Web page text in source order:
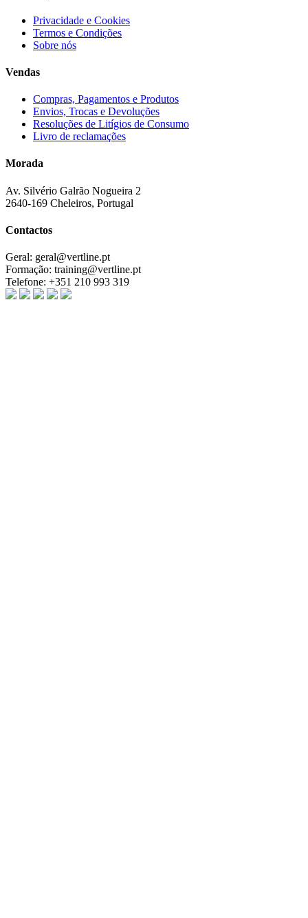
Privacidade e Cookies
Termos e Condições
Sobre nós
Vendas
Compras, Pagamentos e Produtos
Envios, Trocas e Devoluções
Resoluções de Litígios de Consumo
Livro de reclamações
Morada
Av. Silvério Galrão Nogueira 2
2640-169 Cheleiros, Portugal
Contactos
Geral: geral@vertline.pt
Formação: training@vertline.pt
Telefone: +351 210 993 319